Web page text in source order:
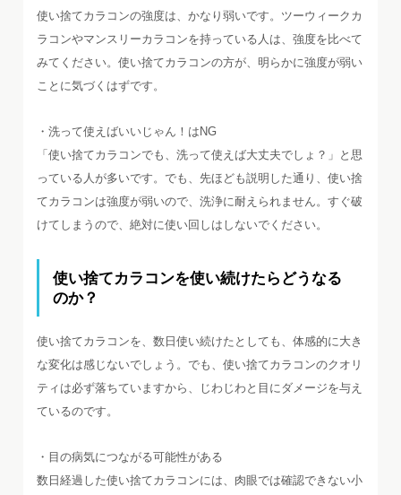
使い捨てカラコンの強度は、かなり弱いです。ツーウィークカ
ラコンやマンスリーカラコンを持っている人は、強度を比べて
みてください。使い捨てカラコンの方が、明らかに強度が弱い
ことに気づくはずです。
・洗って使えばいいじゃん！はNG
「使い捨てカラコンでも、洗って使えば大丈夫でしょ？」と思
っている人が多いです。でも、先ほども説明した通り、使い捨
てカラコンは強度が弱いので、洗浄に耐えられません。すぐ破
けてしまうので、絶対に使い回しはしないでください。
使い捨てカラコンを使い続けたらどうなる
のか？
使い捨てカラコンを、数日使い続けたとしても、体感的に大き
な変化は感じないでしょう。でも、使い捨てカラコンのクオリ
ティは必ず落ちていますから、じわじわと目にダメージを与え
ているのです。
・目の病気につながる可能性がある
数日経過した使い捨てカラコンには、肉眼では確認できない小